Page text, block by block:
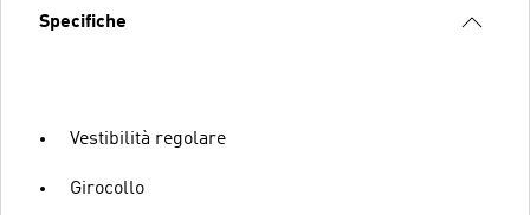
Specifiche
Vestibilità regolare
Girocollo